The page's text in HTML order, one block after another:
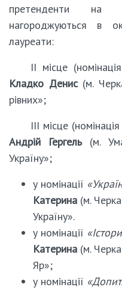
претенденти на
нагороджуються в
лауреати:
ІІ місце (номінація
Кладко Денис(м.
рівних»;
ІІІ місце (номінація
Андрій
Гергель (м.
Україну»;
у номінації
Катерина (м.
Україну».
у номінації
Катерина (м.
Яр»;
у номінації